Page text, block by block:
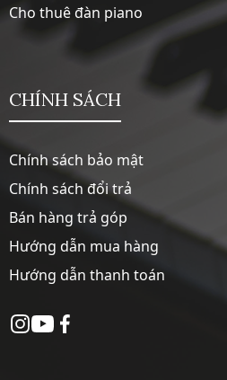
Cho thuê đàn piano
CHÍNH SÁCH
Chính sách bảo mật
Chính sách đổi trả
Bán hàng trả góp
Hướng dẫn mua hàng
Hướng dẫn thanh toán